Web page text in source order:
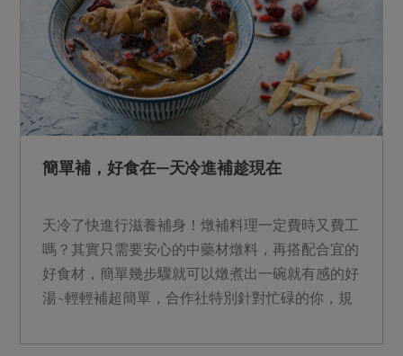
簡單補，好食在—天冷進補趁現在
天冷了快進行滋養補身！燉補料理一定費時又費工
嗎？其實只需要安心的中藥材燉料，再搭配合宜的
好食材，簡單幾步驟就可以燉煮出一碗就有感的好
湯~輕輕補超簡單，合作社特別針對忙碌的你，規